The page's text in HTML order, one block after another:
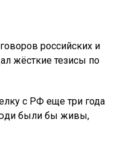
российских и
жёсткие тезисы по
с РФ еще три года
были бы живы,